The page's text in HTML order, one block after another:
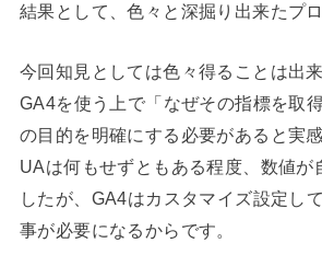
結果として、色々と深掘り出来たプ
今回知見としては色々得ることは出来
GA4を使う上で「なぜその指標を取
の目的を明確にする必要があると実感
UAは何もせずともある程度、数値が
したが、GA4はカスタマイズ設定し
事が必要になるからです。